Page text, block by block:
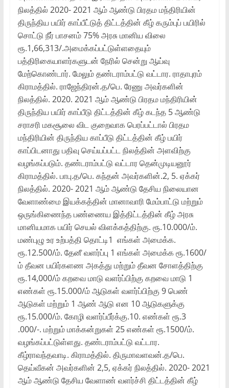
நிலத்தில் 2020- 2021 ஆம் ஆண்டு பிரதம மந்திரியின்
திருந்திய பயிர் காப்பீட்டுத் திட்டத்தின் கீழ் கரும்புப் பயிரில்
சொட்டு நீர் பாசனம் 75% அரசு மானிய விலை
ரூ.1,66,313/.அமைக்கப்பட்டுள்ளதையும்
பத்திரிகையாளர்களுடன் நேரில் சென்று ஆய்வு
மேற்கொண்டார். மேலும் தண்டராம்பட்டு வட்டார. ராதாபுரம்
கிராமத்தில். ராஜேந்திரன்.த/பெ. ரேணு அவர்களின்
நிலத்தில். 2020. 2021 ஆம் ஆண்டு பிரதம மந்திரியின்
திருந்திய பயிர் காப்பீடு திட்டத்தின் கீழ் கடந்த 5 ஆண்டு
சராசரி மகசூலை விட குறைவாக பெரப்பட்டால் பிரதம
மந்திரியின் திருந்திய காப்பீடு திட்டத்தின் கீழ் பயிர்
காப்பிடனாது பதிவு செய்யப்பட்ட நிலத்தின் அளவிற்கு
வழங்கப்படும். தண்டராம்பட்டு வட்டார தென்முடியனூர்
கிராமத்தில். பாபு.த/பெ. கந்தன் அவர்களின்.2, 5. ஏக்கர்
நிலத்தில். 2020- 2021 ஆம் ஆண்டு தேசிய நிலையான
வேளாண்மை இயக்கத்தின் மானாவாரி மேம்பாட்டு மற்றும்
ஒருங்கிணைந்த பண்ணைய இத்திட்டத்தின் கீழ் அரசு
மானியமாக பயிர் செயல் விளக்கத்திற்கு. ரூ.10.000/ம்‌.
மண்புழு உர உற்பத்தி தொட்டி1 ‌ எங்கள் அமைக்க.
ரூ.12.500/ம். தேனீ வளர்ப்பு 1 எங்கள் அமைக்க ரூ.1600/
ம் தீவன பயிர்களண அகத்து மற்றும் தீவன சோளத்திற்கு
ரூ.14,000/ம் கறவை மாடு வளர்ப்பிற்கு கறவை மாடு 1
எண்கள் ரூ.15.000/ம் ஆடுகள் வளர்ப்பிற்கு 9 பெண்
ஆடுகள் மற்றும் 1 ஆண் ஆடு என 10 ஆடுகளுக்கு
ரூ.15.000/ம். கோழி வளர்ப்பீர்க்கு.10. எண்கள் ரூ.3
.000/-. மற்றும் மாக்கன்றுகள் 25 எண்கள் ரூ.1500/ம்.
வழங்கப்பட்டுள்ளது. தண்டராம்பட்டு வட்டார.
கீழ்ராவந்தவாடி. கிராமத்தில். திருமாவளவன்.த/பெ.
தெய்வீகன் அவர்களின் 2,5, ஏக்கர் நிலத்தில். 2020- 2021
ஆம் ஆண்டு தேசிய வேளாண் வளர்ச்சி திட்டத்தின் கீழ்